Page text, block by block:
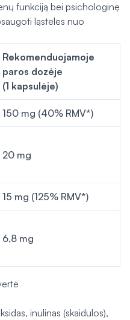
funkciją bei psichologinę
ląsteles nuo
Rekomenduojamoje
paros dozėje
(1 kapsulėje)
150 mg (40% RMV*)
20 mg
15 mg (125% RMV*)
6,8 mg
inulinas (skaidulos),